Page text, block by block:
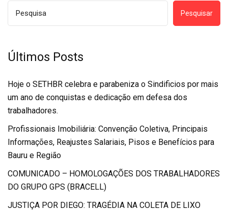
Pesquisar
Últimos Posts
Hoje o SETHBR celebra e parabeniza o Sindificios por mais
um ano de conquistas e dedicação em defesa dos
trabalhadores.
Profissionais Imobiliária: Convenção Coletiva, Principais
Informações, Reajustes Salariais, Pisos e Benefícios para
Bauru e Região
COMUNICADO – HOMOLOGAÇÕES DOS TRABALHADORES
DO GRUPO GPS (BRACELL)
JUSTIÇA POR DIEGO: TRAGÉDIA NA COLETA DE LIXO